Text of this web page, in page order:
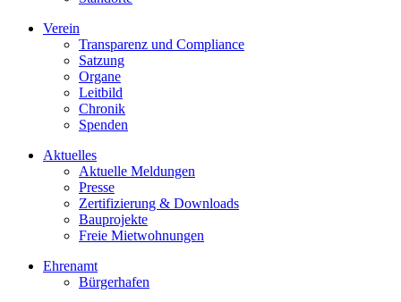
Verein
Transparenz und Compliance
Satzung
Organe
Leitbild
Chronik
Spenden
Aktuelles
Aktuelle Meldungen
Presse
Zertifizierung & Downloads
Bauprojekte
Freie Mietwohnungen
Ehrenamt
Bürgerhafen